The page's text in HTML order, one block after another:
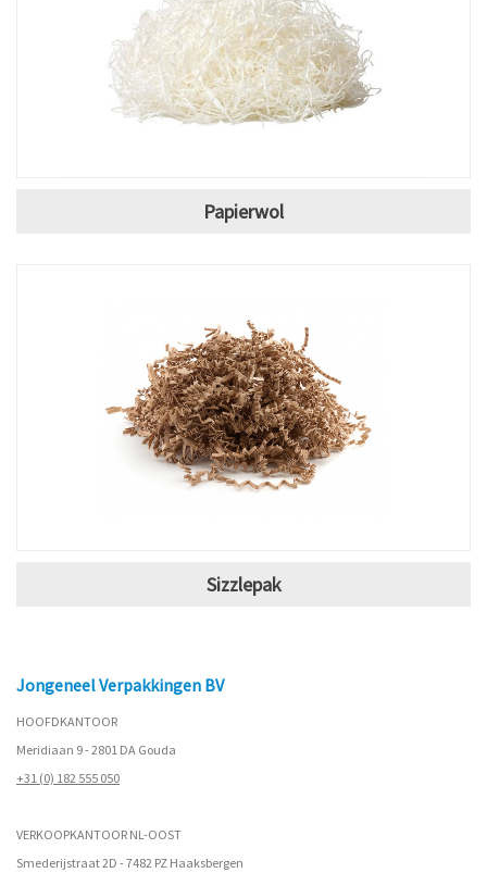
Papierwol
Sizzlepak
Jongeneel Verpakkingen BV
HOOFDKANTOOR
Meridiaan 9 - 2801 DA Gouda
+31 (0) 182 555 050
VERKOOPKANTOOR NL-OOST
Smederijstraat 2D - 7482 PZ Haaksbergen